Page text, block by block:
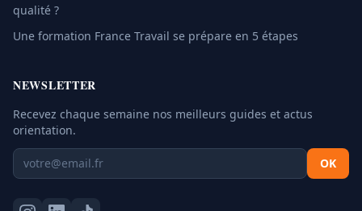
qualité ?
Une formation France Travail se prépare en 5 étapes
NEWSLETTER
Recevez chaque semaine nos meilleurs guides et actus
orientation.
OK